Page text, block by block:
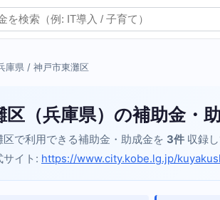
庫県 / 神戸市東灘区
区（兵庫県）の補助金・
で利用できる補助金・助成金を 3件 収録
サイト: https://www.city.kobe.lg.jp/